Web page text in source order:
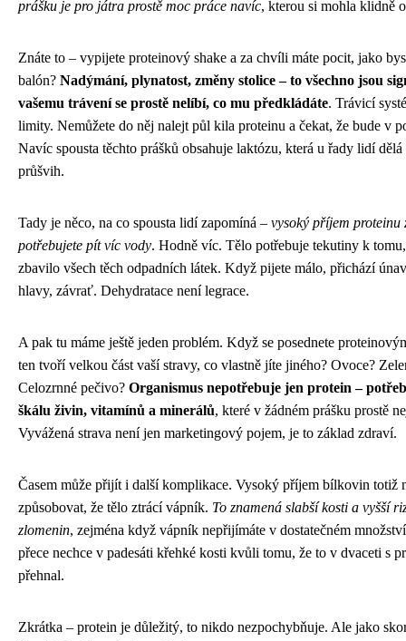
prášku je pro játra prostě moc práce navíc, kterou si mohla klidně
Znáte to – vypijete proteinový shake a za chvíli máte pocit, jako
balón? Nadýmání, plynatost, změny stolice – to všechno jsou
vašemu trávení se prostě nelíbí, co mu předkládáte. Trávicí
limity. Nemůžete do něj nalejt půl kila proteinu a čekat, že bude v
Navíc spousta těchto prášků obsahuje laktózu, která u řady lidí
průšvih.
Tady je něco, na co spousta lidí zapomíná – vysoký příjem proteinu
potřebujete pít víc vody. Hodně víc. Tělo potřebuje tekutiny k
zbavilo všech těch odpadních látek. Když pijete málo, přichází
hlavy, závrať. Dehydratace není legrace.
A pak tu máme ještě jeden problém. Když se posednete
ten tvoří velkou část vaší stravy, co vlastně jíte jiného? Ovoce?
Celozrnné pečivo? Organismus nepotřebuje jen protein –
škálu živin, vitamínů a minerálů, které v žádném prášku prostě
Vyvážená strava není jen marketingový pojem, je to základ zdraví.
Časem může přijít i další komplikace. Vysoký příjem bílkovin totiž
způsobovat, že tělo ztrácí vápník. To znamená slabší kosti a vyšší
zlomenin, zejména když vápník nepřijímáte v dostatečném
přece nechce v padesáti křehké kosti kvůli tomu, že to v dvaceti s
přehnal.
Zkrátka – protein je důležitý, to nikdo nezpochybňuje. Ale jako